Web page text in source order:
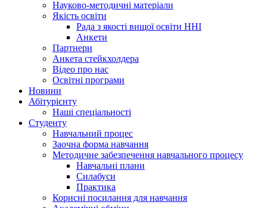
Науково-методичні матеріали
Якість освіти
Рада з якості вищої освіти ННІ
Анкети
Партнери
Анкета стейкхолдера
Відео про нас
Освітні програми
Hовини
Абітурієнту
Наші спеціальності
Студенту
Навчальний процес
Заочна форма навчання
Методичне забезпечення навчального процесу
Навчальні плани
Силабуси
Практика
Корисні посилання для навчання